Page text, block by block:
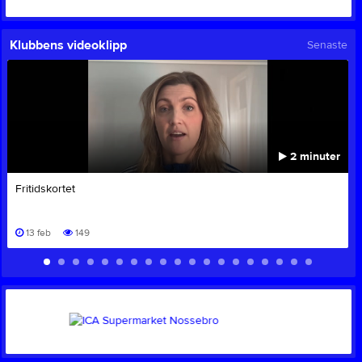
Klubbens videoklipp Senaste
2 minuter
Fritidskortet
13 feb 149